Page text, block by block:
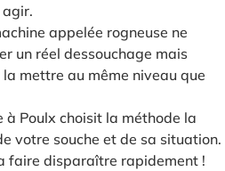
appelée rogneuse ne
un réel dessouchage mais
mettre au même niveau que
à Poulx choisit la méthode la
votre souche et de sa situation.
faire disparaître rapidement !